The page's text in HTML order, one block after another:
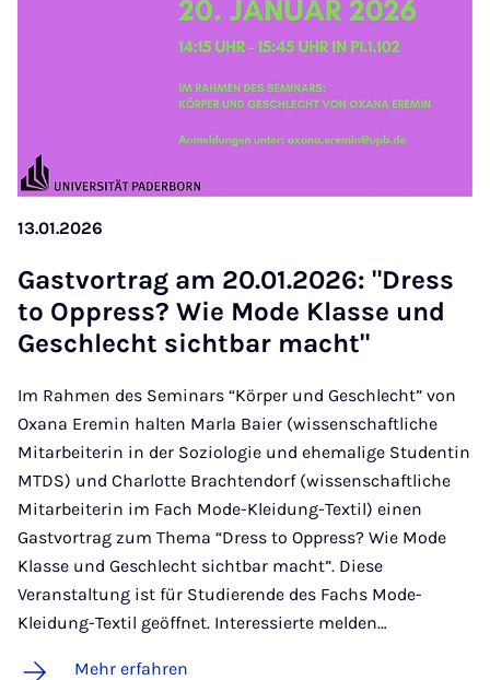
13.01.2026
Gast­vor­trag am 20.01.2026: "Dress
to Op­press? Wie Mo­de Klas­se und
Ge­schlecht sicht­bar macht"
Im Rahmen des Seminars “Körper und Geschlecht” von
Oxana Eremin halten Marla Baier (wissenschaftliche
Mitarbeiterin in der Soziologie und ehemalige Studentin
MTDS) und Charlotte Brachtendorf (wissenschaftliche
Mitarbeiterin im Fach Mode-Kleidung-Textil) einen
Gastvortrag zum Thema “Dress to Oppress? Wie Mode
Klasse und Geschlecht sichtbar macht”. Diese
Veranstaltung ist für Studierende des Fachs Mode-
Kleidung-Textil geöffnet. Interessierte melden…
Mehr erfahren